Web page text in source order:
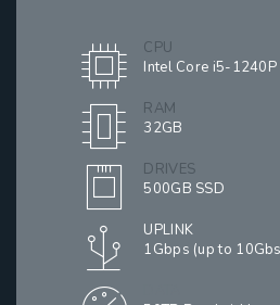
CPU
Intel Core i5-1240P
RAM
32GB
DRIVES
500GB SSD
UPLINK
1Gbps (up to